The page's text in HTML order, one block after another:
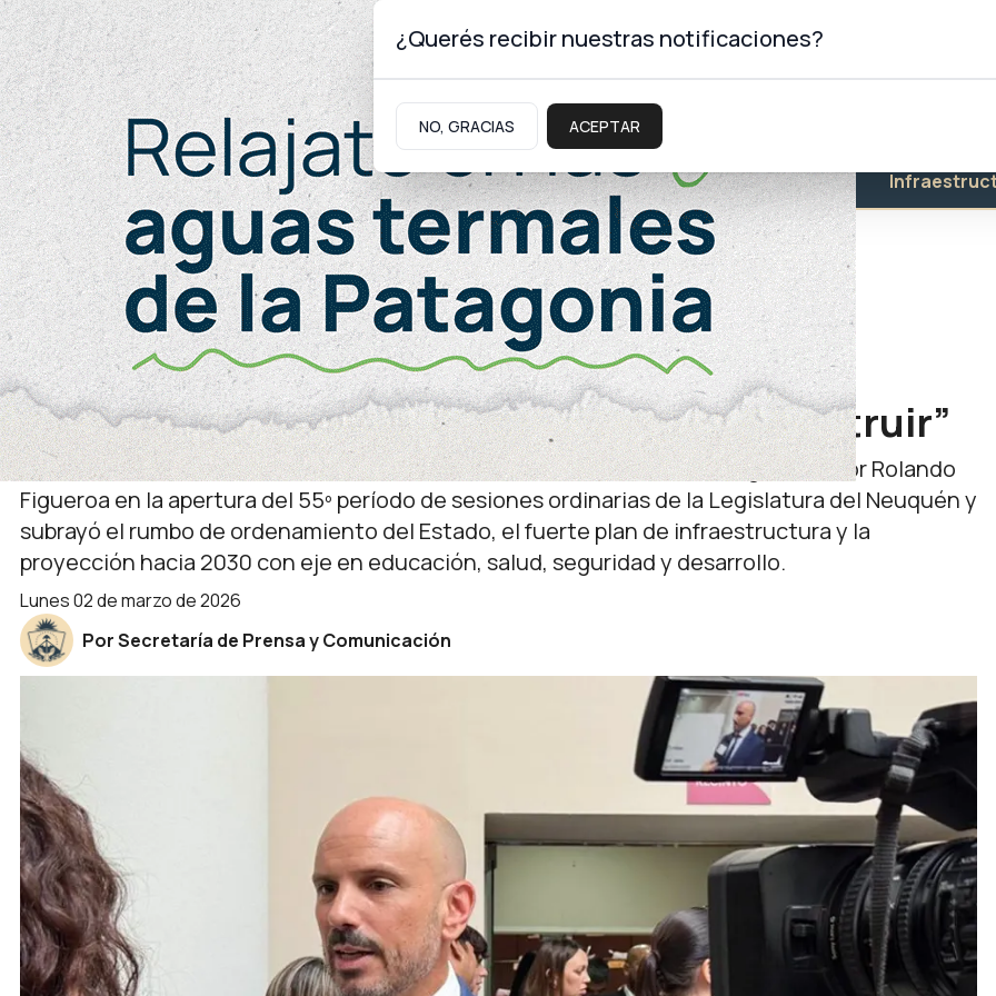
Viernes 7 deAgosto de 2026
Neuquinidad Gabinete Turismo Educación Salud
Gabinete
Balance y proyección con 2030 en la mira
Ousset: “Hay que darle a la ciudadanía el
horizonte del Neuquén que queremos construir”
El ministro Jefe de Gabinete, Juan Luis Ousset, destacó el discurso del gobernador Rolando
Figueroa en la apertura del 55º período de sesiones ordinarias de la Legislatura del Neuquén y
subrayó el rumbo de ordenamiento del Estado, el fuerte plan de infraestructura y la
proyección hacia 2030 con eje en educación, salud, seguridad y desarrollo.
lunes 02 de marzo de 2026
Por Secretaría de Prensa y Comunicación
¿Querés recibir nuestras notificaciones?
NO, GRACIAS ACEPTAR